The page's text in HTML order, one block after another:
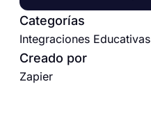
Categorías
Integraciones Educativas
Creado por
Zapier